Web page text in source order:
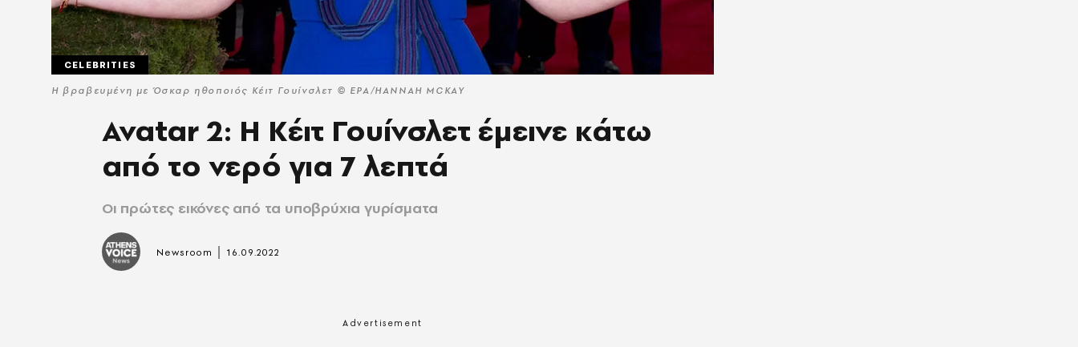
Η βραβευμένη με Όσκαρ ηθοποιός Κέιτ Γουίνσλετ © EPA/HANNAH MCKAY
CELEBRITIES
Avatar 2: Η Κέιτ Γουίνσλετ έμεινε κάτω
από το νερό για 7 λεπτά
Οι πρώτες εικόνες από τα υποβρύχια γυρίσματα
Newsroom 16.09.2022